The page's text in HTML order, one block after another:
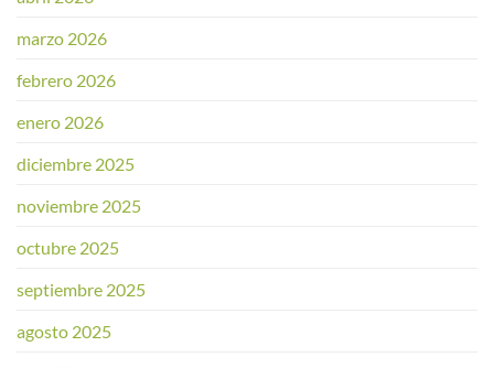
marzo 2026
febrero 2026
enero 2026
diciembre 2025
noviembre 2025
octubre 2025
septiembre 2025
agosto 2025